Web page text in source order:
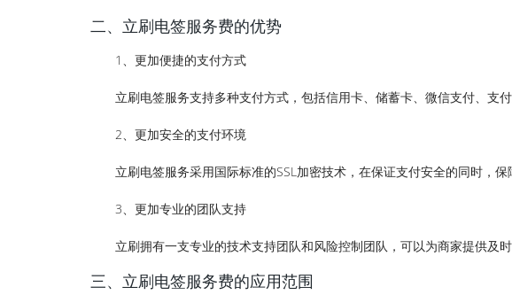
二、立刷电签服务费的优势
1、更加便捷的支付方式
立刷电签服务支持多种支付方式，包括信用卡、储蓄卡、微信支付、支
2、更加安全的支付环境
立刷电签服务采用国际标准的SSL加密技术，在保证支付安全的同时，保
3、更加专业的团队支持
立刷拥有一支专业的技术支持团队和风险控制团队，可以为商家提供及
三、立刷电签服务费的应用范围